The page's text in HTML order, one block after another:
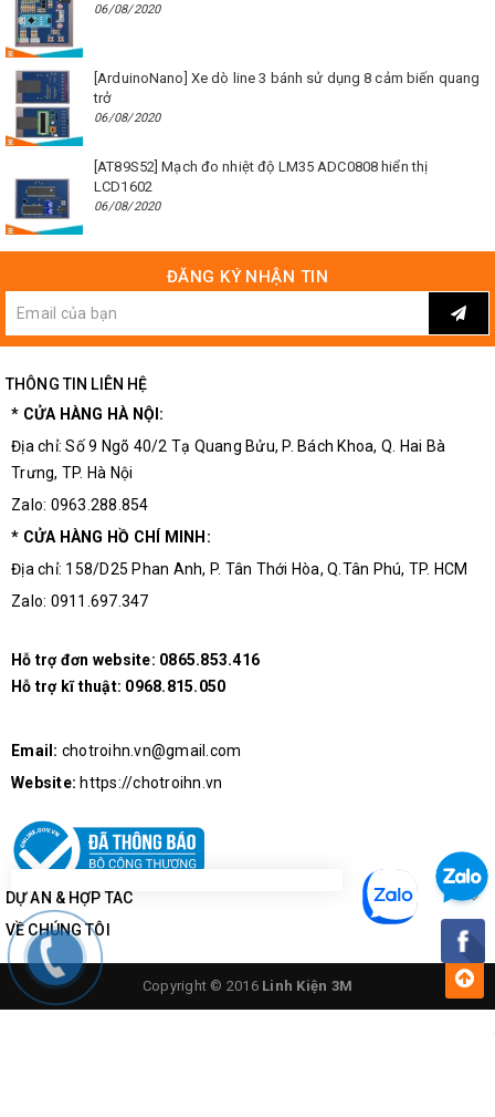
06/08/2020
[ArduinoNano] Xe dò line 3 bánh sử dụng 8 cảm biến quang
trở
06/08/2020
[AT89S52] Mạch đo nhiệt độ LM35 ADC0808 hiển thị
LCD1602
06/08/2020
ĐĂNG KÝ NHẬN TIN
THÔNG TIN LIÊN HỆ
* CỬA HÀNG HÀ NỘI:
Địa chỉ: Số 9 Ngõ 40/2 Tạ Quang Bửu, P. Bách Khoa, Q. Hai Bà
Trưng, TP. Hà Nội
Zalo: 0963.288.854
* CỬA HÀNG HỒ CHÍ MINH:
Địa chỉ: 158/D25 Phan Anh, P. Tân Thới Hòa, Q.Tân Phú, TP. HCM
Zalo: 0911.697.347
Hỗ trợ đơn website: 0865.853.416
Hỗ trợ kĩ thuật: 0968.815.050
Email: chotroihn.vn@gmail.com
Website: https://chotroihn.vn
DỰ ÁN & HỢP TÁC
VỀ CHÚNG TÔI
Copyright © 2016 Linh Kiện 3M